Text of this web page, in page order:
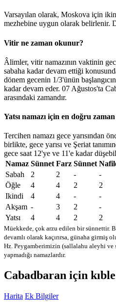
Varsayılan olarak, Moskova için
mezhebine uygun olarak belirlenir.
Vitir ne zaman okunur?
Âlimler, vitir namazının vaktinin
sabaha kadar devam ettiği
dönem gecenin 1/3'ünün
kadar devam eder. 07 Ağustos'ta
arasındaki zamandır.
Yatsı namazı için en doğru
Tercihen namazı gece yarısından
birlikte, gece yarısı ve Şeriat
gece saat 12'ye ve 11'e kadar
Namaz Sünnet Farz Sünnet
Sabah
2 2 - -
Öğle
4 4 2 2
Ikindi
4 4 - -
Akşam - 3 2 -
Yatsı
4 4 2 2
Müekkede, çok arzu edilen bir sünnettir.
devamlı olarak kaçırırsa, günaha girmiş
Hz. Peygamberimizin (sallalahu aleyhi ve
yapmadığı namazlardır.
Cabadbaran için
Harita Ek Bilgiler